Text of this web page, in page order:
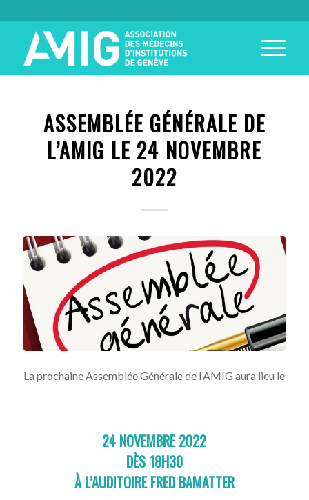
ASSEMBLÉE GÉNÉRALE DE
L’AMIG LE 24 NOVEMBRE
2022
La prochaine Assemblée Générale de l’AMIG aura lieu le
24 NOVEMBRE 2022
DÈS 18H30
À L’AUDITOIRE FRED BAMATTER